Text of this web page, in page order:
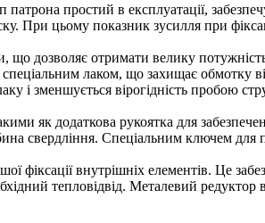
простий в експлуатації,
При цьому показник зусилля при
дозволяє отримати велику
лаком, що захищає обмотку
і зменшується вірогідність пробою
як додаткова рукоятка для
свердління. Спеціальним ключем для
фіксації внутрішніх елементів. Це
тепловідвід. Металевий